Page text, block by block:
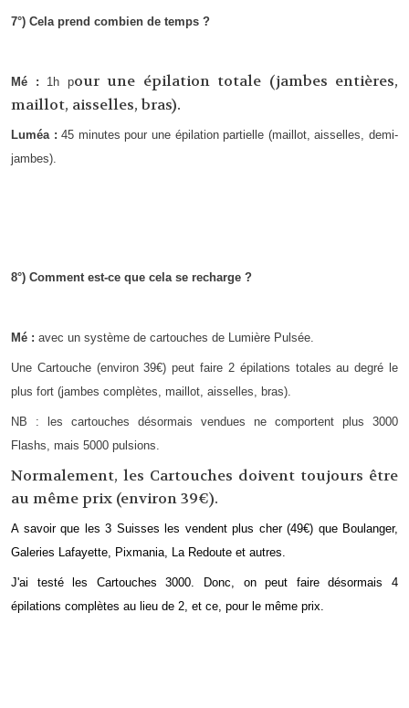
7°) Cela prend combien de temps ?
Mé : 1h pour une épilation totale (jambes entières,
maillot, aisselles, bras).
Luméa : 45 minutes pour une épilation partielle (maillot, aisselles, demi-
jambes).
8°) Comment est-ce que cela se recharge ?
Mé : avec un système de cartouches de Lumière Pulsée.
Une Cartouche (environ 39€) peut faire 2 épilations totales au degré le
plus fort (jambes complètes, maillot, aisselles, bras).
NB : les cartouches désormais vendues ne comportent plus 3000
Flashs, mais 5000 pulsions.
Normalement, les Cartouches doivent toujours être
au même prix (environ 39€).
A savoir que les 3 Suisses les vendent plus cher (49€) que Boulanger,
Galeries Lafayette, Pixmania, La Redoute et autres.
J'ai testé les Cartouches 3000. Donc, on peut faire désormais 4
épilations complètes au lieu de 2, et ce, pour le même prix.